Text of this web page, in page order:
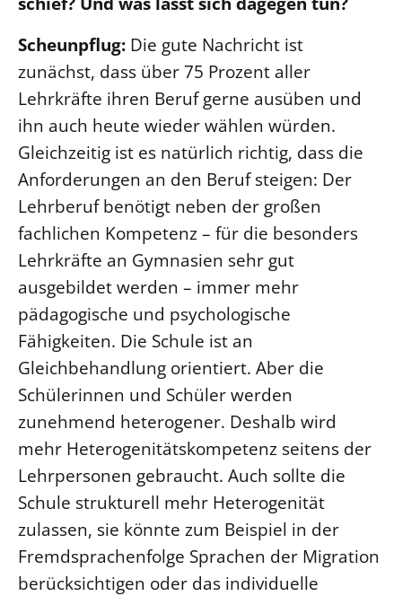
Scheunpflug: Die gute Nachricht ist
zunächst, dass über 75 Prozent aller
Lehrkräfte ihren Beruf gerne ausüben und
ihn auch heute wieder wählen würden.
Gleichzeitig ist es natürlich richtig, dass die
Anforderungen an den Beruf steigen: Der
Lehrberuf benötigt neben der großen
fachlichen Kompetenz – für die besonders
Lehrkräfte an Gymnasien sehr gut
ausgebildet werden – immer mehr
pädagogische und psychologische
Fähigkeiten. Die Schule ist an
Gleichbehandlung orientiert. Aber die
Schülerinnen und Schüler werden
zunehmend heterogener. Deshalb wird
mehr Heterogenitätskompetenz seitens der
Lehrpersonen gebraucht. Auch sollte die
Schule strukturell mehr Heterogenität
zulassen, sie könnte zum Beispiel in der
Fremdsprachenfolge Sprachen der Migration
berücksichtigen oder das individuelle